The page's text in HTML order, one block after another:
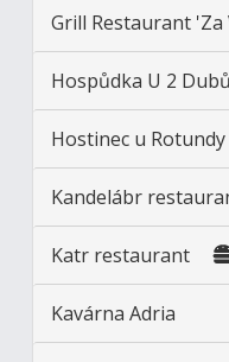
Grill Restaurant 'Za
Hospůdka U 2 Dubů
Hostinec u Rotundy
Kandelábr
Katr restaurant
Kavárna Adria